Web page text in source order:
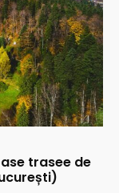
trasee de